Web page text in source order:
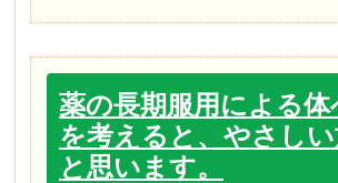
薬の長期服用による体
を考えると、やさし
と思います。